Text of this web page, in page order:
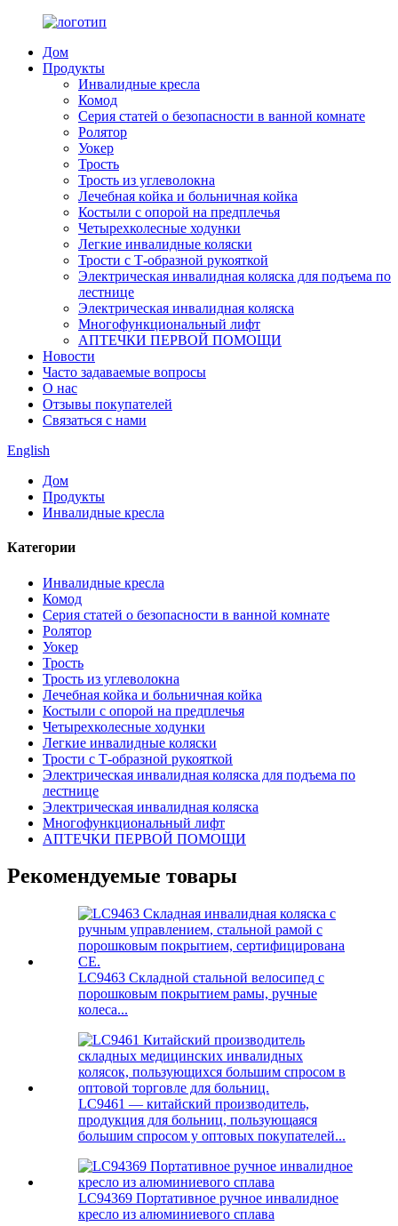
Дом
Продукты
Инвалидные кресла
Комод
Серия статей о безопасности в ванной комнате
Ролятор
Уокер
Трость
Трость из углеволокна
Лечебная койка и больничная койка
Костыли с опорой на предплечья
Четырехколесные ходунки
Легкие инвалидные коляски
Трости с Т-образной рукояткой
Электрическая инвалидная коляска для подъема по
лестнице
Электрическая инвалидная коляска
Многофункциональный лифт
АПТЕЧКИ ПЕРВОЙ ПОМОЩИ
Новости
Часто задаваемые вопросы
О нас
Отзывы покупателей
Связаться с нами
English
Дом
Продукты
Инвалидные кресла
Категории
Инвалидные кресла
Комод
Серия статей о безопасности в ванной комнате
Ролятор
Уокер
Трость
Трость из углеволокна
Лечебная койка и больничная койка
Костыли с опорой на предплечья
Четырехколесные ходунки
Легкие инвалидные коляски
Трости с Т-образной рукояткой
Электрическая инвалидная коляска для подъема по
лестнице
Электрическая инвалидная коляска
Многофункциональный лифт
АПТЕЧКИ ПЕРВОЙ ПОМОЩИ
Рекомендуемые товары
LC9463 Складной стальной велосипед с
порошковым покрытием рамы, ручные
колеса...
LC9461 — китайский производитель,
продукция для больниц, пользующаяся
большим спросом у оптовых покупателей...
LC94369 Портативное ручное инвалидное
кресло из алюминиевого сплава